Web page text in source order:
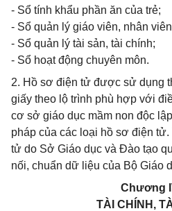
- Sổ tính khẩu phần ăn của trẻ;
- Sổ quản lý giáo viên, nhân
- Sổ quản lý tài sản, tài chính;
- Sổ hoạt động chuyên môn.
2. Hồ sơ điện tử được sử dụng
giấy theo lộ trình phù hợp với
cơ sở giáo dục mầm non độc
pháp của các loại hồ sơ điện
tử do Sở Giáo dục và Đào tạo
nối, chuẩn dữ liệu của Bộ Giáo
Chương
TÀI CHÍNH,